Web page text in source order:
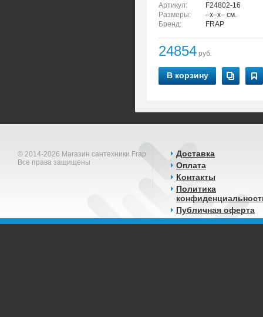
Артикул:
F24802-16
Размеры:
–x–x– см.
Бренд:
FRAP
24854 руб.
В корзину
© 2014-2026 Магазин сантехники Frap
Все права защищены
Доставка
Оплата
Контакты
Политика
Публичная оферта